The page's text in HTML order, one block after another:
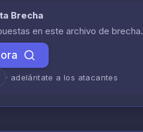
Brecha
en este archivo de brecha.
· adelántate a los atacantes